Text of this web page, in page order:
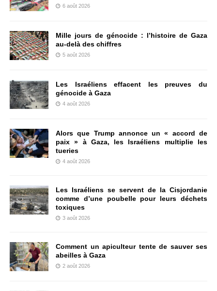
6 août 2026
Mille jours de génocide : l’histoire de Gaza
au-delà des chiffres
5 août 2026
Les Israéliens effacent les preuves du
génocide à Gaza
4 août 2026
Alors que Trump annonce un « accord de
paix » à Gaza, les Israéliens multiplie les
tueries
4 août 2026
Les Israéliens se servent de la Cisjordanie
comme d’une poubelle pour leurs déchets
toxiques
3 août 2026
Comment un apiculteur tente de sauver ses
abeilles à Gaza
2 août 2026